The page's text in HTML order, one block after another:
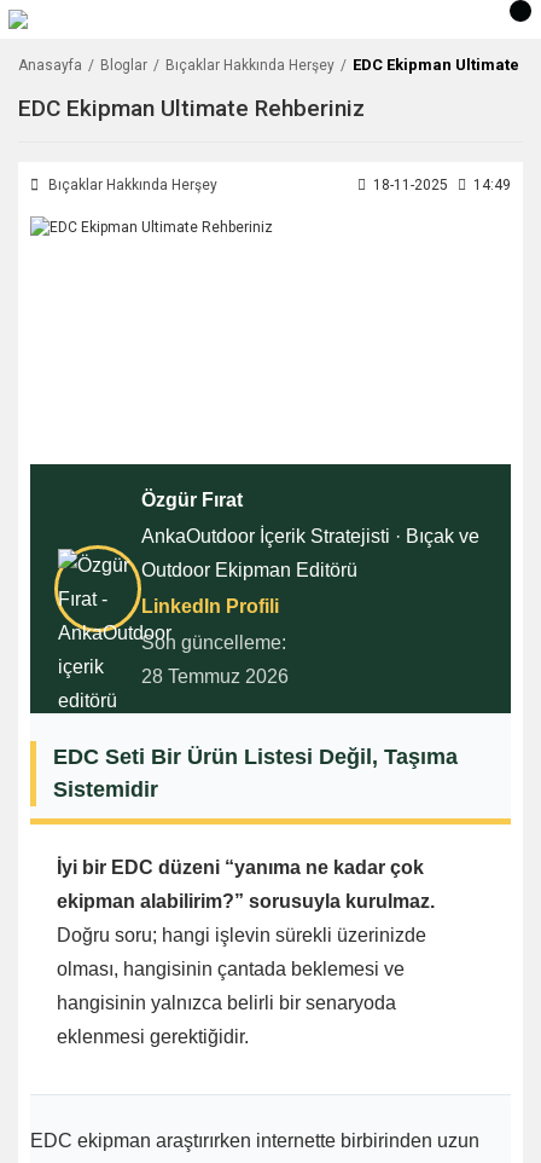
Anasayfa Bloglar Bıçaklar Hakkında Herşey EDC Ekipman Ultimate
EDC Ekipman Ultimate Rehberiniz
Bıçaklar Hakkında Herşey 18-11-2025 14:49
Özgür Fırat
AnkaOutdoor İçerik Stratejisti · Bıçak ve
Outdoor Ekipman Editörü
LinkedIn Profili
Son güncelleme:
28 Temmuz 2026
EDC Seti Bir Ürün Listesi Değil, Taşıma
Sistemidir
İyi bir EDC düzeni “yanıma ne kadar çok
ekipman alabilirim?” sorusuyla kurulmaz.
Doğru soru; hangi işlevin sürekli üzerinizde
olması, hangisinin çantada beklemesi ve
hangisinin yalnızca belirli bir senaryoda
eklenmesi gerektiğidir.
EDC ekipman araştırırken internette birbirinden uzun